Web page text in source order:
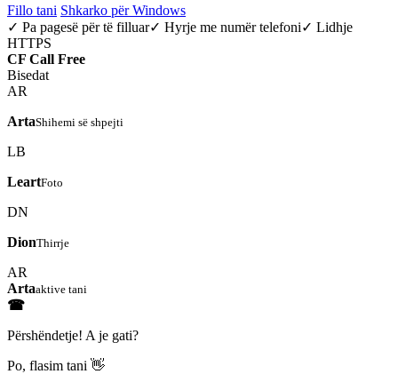
Fillo tani Shkarko për Windows
✓ Pa pagesë për të filluar✓ Hyrje me numër telefoni✓ Lidhje
HTTPS
CF Call Free
Bisedat
AR
ArtaShihemi së shpejti
LB
LeartFoto
DN
DionThirrje
AR
Artaaktive tani
☎
Përshëndetje! A je gati?
Po, flasim tani 👋